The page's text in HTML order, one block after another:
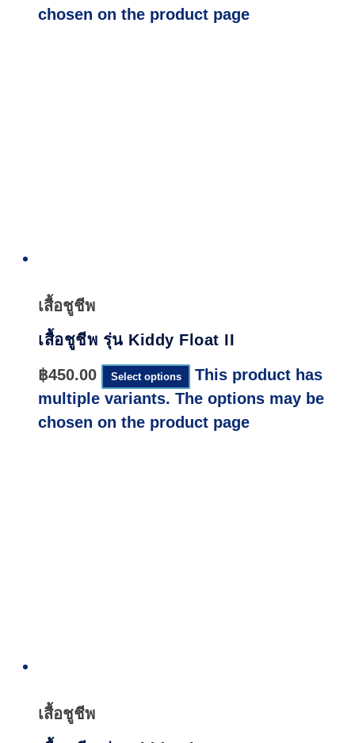
chosen on the product page
เสื้อชูชีพ
เสื้อชูชีพ รุ่น Kiddy Float II
฿450.00 Select options
This product has
multiple variants. The options may be
chosen on the product page
เสื้อชูชีพ